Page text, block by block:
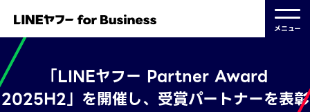
メニュー
「LINEヤフー Partner Award
2025H2」を開催し、受賞パートナーを表彰